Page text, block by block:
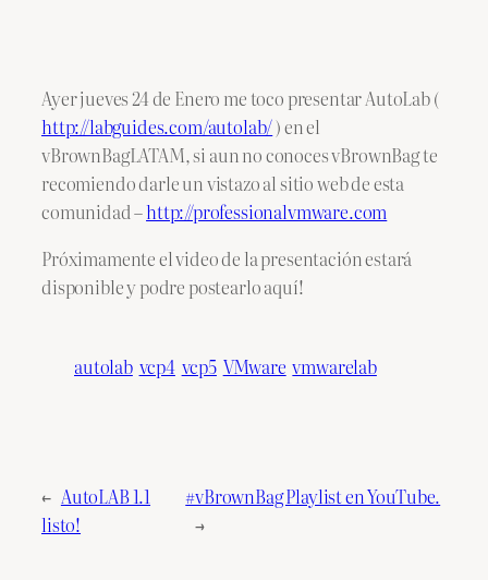
Ayer jueves 24 de Enero me toco presentar AutoLab (
http://labguides.com/autolab/) en el
vBrownBagLATAM, si aun no conoces vBrownBag te
recomiendo darle un vistazo al sitio web de esta
comunidad –http://professionalvmware.com
Próximamente el video de la presentación estará
disponible y podre postearlo aquí!
autolab vcp4 vcp5 VMware vmwarelab
← AutoLAB 1.1
listo!
#vBrownBag Playlist en YouTube.
→